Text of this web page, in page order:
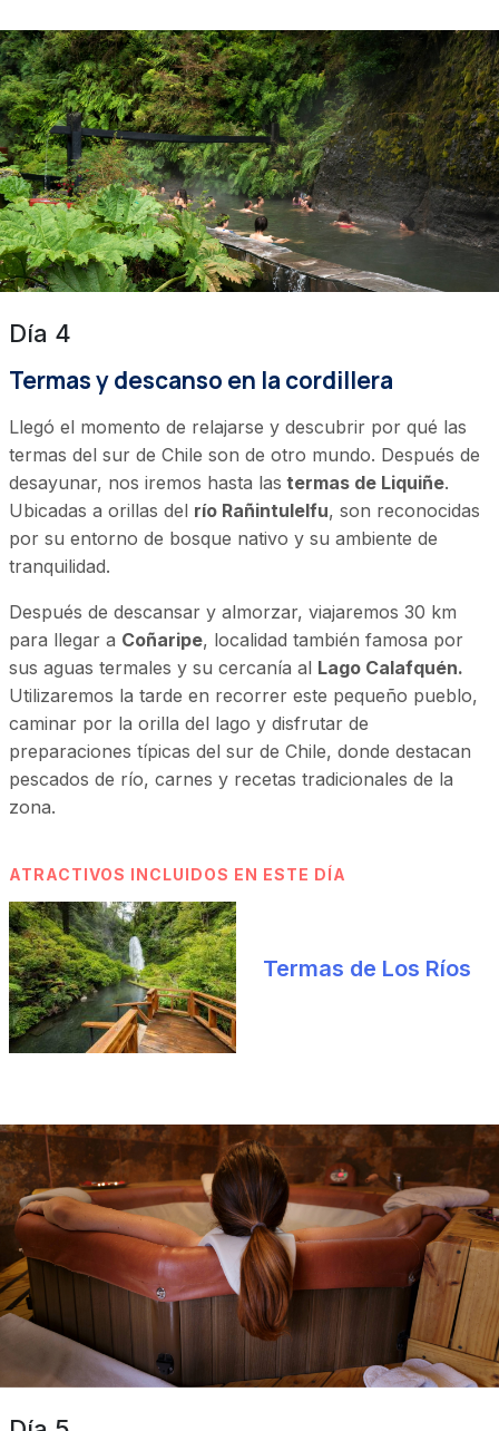
Día 4
Termas y descanso en la cordillera
Llegó el momento de relajarse y descubrir por qué las
termas del sur de Chile son de otro mundo. Después de
desayunar, nos iremos hasta las termas de Liquiñe.
Ubicadas a orillas del río Rañintulelfu, son reconocidas
por su entorno de bosque nativo y su ambiente de
tranquilidad.
Después de descansar y almorzar, viajaremos 30 km
para llegar a Coñaripe, localidad también famosa por
sus aguas termales y su cercanía al Lago Calafquén.
Utilizaremos la tarde en recorrer este pequeño pueblo,
caminar por la orilla del lago y disfrutar de
preparaciones típicas del sur de Chile, donde destacan
pescados de río, carnes y recetas tradicionales de la
zona.
ATRACTIVOS INCLUIDOS EN ESTE DÍA
Termas de Los Ríos